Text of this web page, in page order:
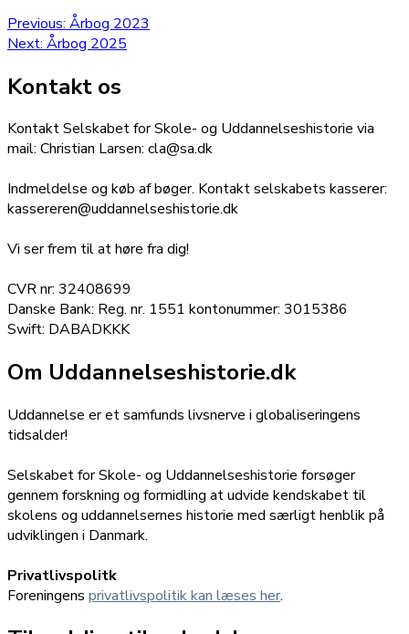
Indlægsnavigation
Previous: Previous
post:
Årbog 2023
Next: Next
Årbog 2025
Kontakt os
Kontakt Selskabet for Skole- og Uddannelseshistorie via
mail: Christian Larsen: cla@sa.dk
Indmeldelse og køb af bøger. Kontakt selskabets kasserer:
kassereren@uddannelseshistorie.dk
Vi ser frem til at høre fra dig!
CVR nr: 32408699
Danske Bank: Reg. nr. 1551 kontonummer: 3015386
Swift: DABADKKK
Om Uddannelseshistorie.dk
Uddannelse er et samfunds livsnerve i globaliseringens
tidsalder!
Selskabet for Skole- og Uddannelseshistorie forsøger
gennem forskning og formidling at udvide kendskabet til
skolens og uddannelsernes historie med særligt henblik på
udviklingen i Danmark.
Privatlivspolitk
Foreningens privatlivspolitik kan læses her.